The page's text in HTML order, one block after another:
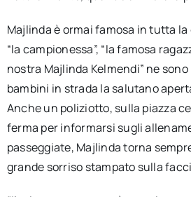
Majlinda è ormai famosa in tutta
“la campionessa”, “la famosa
nostra Majlinda Kelmendi” ne
bambini in strada la salutano
Anche un poliziotto, sulla piazza
ferma per informarsi sugli
passeggiate, Majlinda torna
grande sorriso stampato sulla